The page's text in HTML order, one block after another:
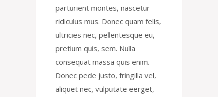
parturient montes, nascetur
ridiculus mus. Donec quam felis,
ultricies nec, pellentesque eu,
pretium quis, sem. Nulla
consequat massa quis enim.
Donec pede justo, fringilla vel,
aliquet nec, vulputate eerget,